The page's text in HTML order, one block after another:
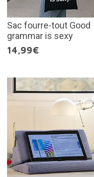
Sac fourre-tout Good
grammar is sexy
14,99€